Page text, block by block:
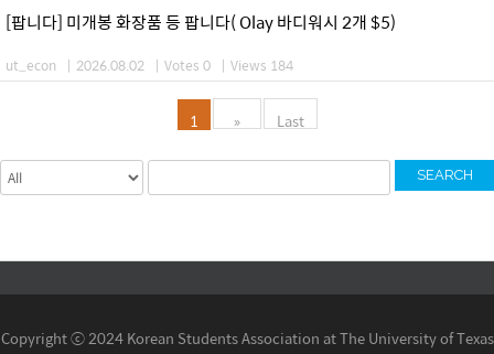
[팝니다] 미개봉 화장품 등 팝니다( Olay 바디워시 2개 $5)
ut_econ | 2026.08.02 | Votes 0 | Views 184
1 » Last
SEARCH
Copyright ⓒ 2024 Korean Students Association at The University of Texas